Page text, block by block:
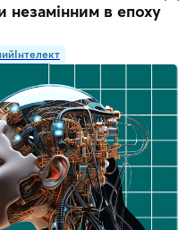
незамінним в епоху